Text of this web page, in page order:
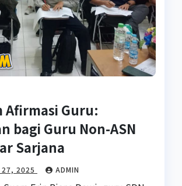
Afirmasi Guru:
bagi Guru Non-ASN
Sarjana
27, 2025 ADMIN